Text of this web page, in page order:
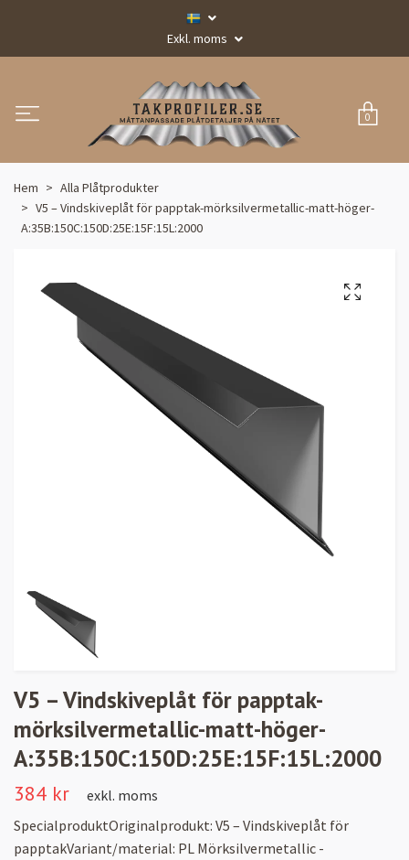
Exkl. moms
0
Hem
Alla Plåtprodukter
V5 – Vindskiveplåt för papptak-mörksilvermetallic-matt-höger-
A:35B:150C:150D:25E:15F:15L:2000
V5 – Vindskiveplåt för papptak-
mörksilvermetallic-matt-höger-
A:35B:150C:150D:25E:15F:15L:2000
384 kr
exkl. moms
SpecialproduktOriginalprodukt: V5 – Vindskiveplåt för
papptakVariant/material: PL Mörksilvermetallic -